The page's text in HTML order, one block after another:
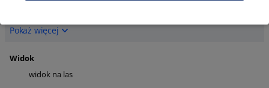
Pokaż więcej
Widok
widok na las